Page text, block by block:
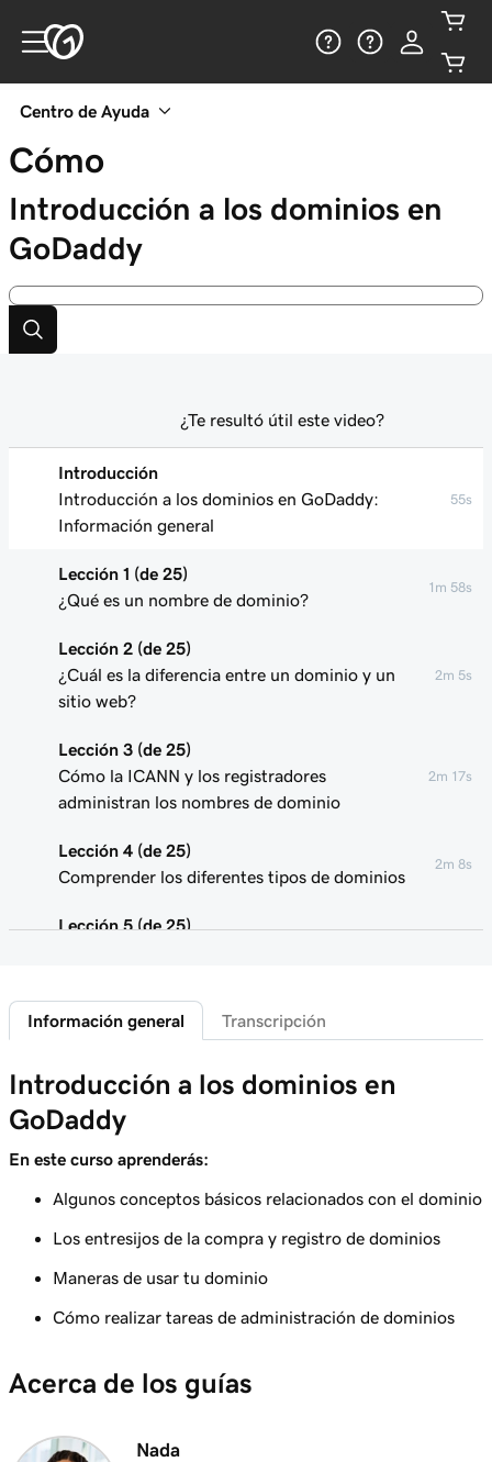
Centro de Ayuda
Cómo
Introducción a los dominios en
GoDaddy
Introducción
Introducción a los dominios en GoDaddy:
Información general
55s
Lección 1 (de 25)
¿Qué es un nombre de dominio?
1m 58s
Lección 2 (de 25)
¿Cuál es la diferencia entre un dominio y un
sitio web?
2m 5s
Lección 3 (de 25)
Cómo la ICANN y los registradores
administran los nombres de dominio
2m 17s
Lección 4 (de 25)
Comprender los diferentes tipos de dominios
2m 8s
Lección 5 (de 25)
Lección 6 (de 25)
¿Qué es un subdominio?
Lección 7 (de 25)
Los mejores consejos para elegir un gran
dominio
Lección 8 (de 25)
¿Cómo se determina la propiedad del
3m 1s
Lección 9 (de 25)
Registra un dominio en GoDaddy
Qué hacer si el dominio que quiero es tomado
¿Te resultó útil este video?
Información general Transcripción
Introducción a los dominios en
GoDaddy
En este curso aprenderás:
Algunos conceptos básicos relacionados con el dominio
Los entresijos de la compra y registro de dominios
Maneras de usar tu dominio
Cómo realizar tareas de administración de dominios
Acerca de los guías
Nada